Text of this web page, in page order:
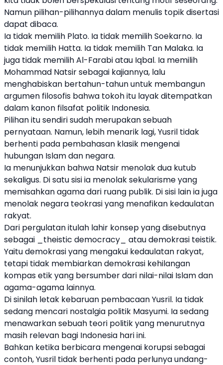
Namun pilihan-pilihannya dalam menulis topik disertasi
dapat dibaca.
Ia tidak memilih Plato. Ia tidak memilih Soekarno. Ia
tidak memilih Hatta. Ia tidak memilih Tan Malaka. Ia
juga tidak memilih Al-Farabi atau Iqbal. Ia memilih
Mohammad Natsir sebagai kajiannya, lalu
menghabiskan bertahun-tahun untuk membangun
argumen filosofis bahwa tokoh itu layak ditempatkan
dalam kanon filsafat politik Indonesia.
Pilihan itu sendiri sudah merupakan sebuah
pernyataan. Namun, lebih menarik lagi, Yusril tidak
berhenti pada pembahasan klasik mengenai
hubungan Islam dan negara.
Ia menunjukkan bahwa Natsir menolak dua kutub
sekaligus. Di satu sisi ia menolak sekularisme yang
memisahkan agama dari ruang publik. Di sisi lain ia juga
menolak negara teokrasi yang menafikan kedaulatan
rakyat.
Dari pergulatan itulah lahir konsep yang disebutnya
sebagai _theistic democracy_ atau demokrasi teistik.
Yaitu demokrasi yang mengakui kedaulatan rakyat,
tetapi tidak membiarkan demokrasi kehilangan
kompas etik yang bersumber dari nilai-nilai Islam dan
agama-agama lainnya.
Di sinilah letak kebaruan pembacaan Yusril. Ia tidak
sedang mencari nostalgia politik Masyumi. Ia sedang
menawarkan sebuah teori politik yang menurutnya
masih relevan bagi Indonesia hari ini.
Bahkan ketika berbicara mengenai korupsi sebagai
contoh, Yusril tidak berhenti pada perlunya undang-